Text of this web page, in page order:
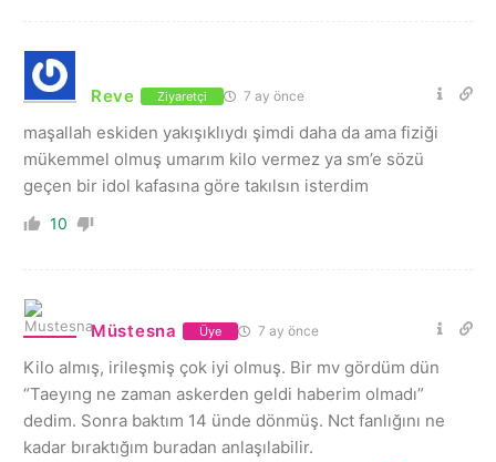
Reve Ziyaretçi 7 ay önce
maşallah eskiden yakışıklıydı şimdi daha da ama fiziği
mükemmel olmuş umarım kilo vermez ya sm’e sözü
geçen bir idol kafasına göre takılsın isterdim
10
Müstesna Üye 7 ay önce
Kilo almış, irileşmiş çok iyi olmuş. Bir mv gördüm dün
“Taeyıng ne zaman askerden geldi haberim olmadı”
dedim. Sonra baktım 14 ünde dönmüş. Nct fanlığını ne
kadar bıraktığım buradan anlaşılabilir.